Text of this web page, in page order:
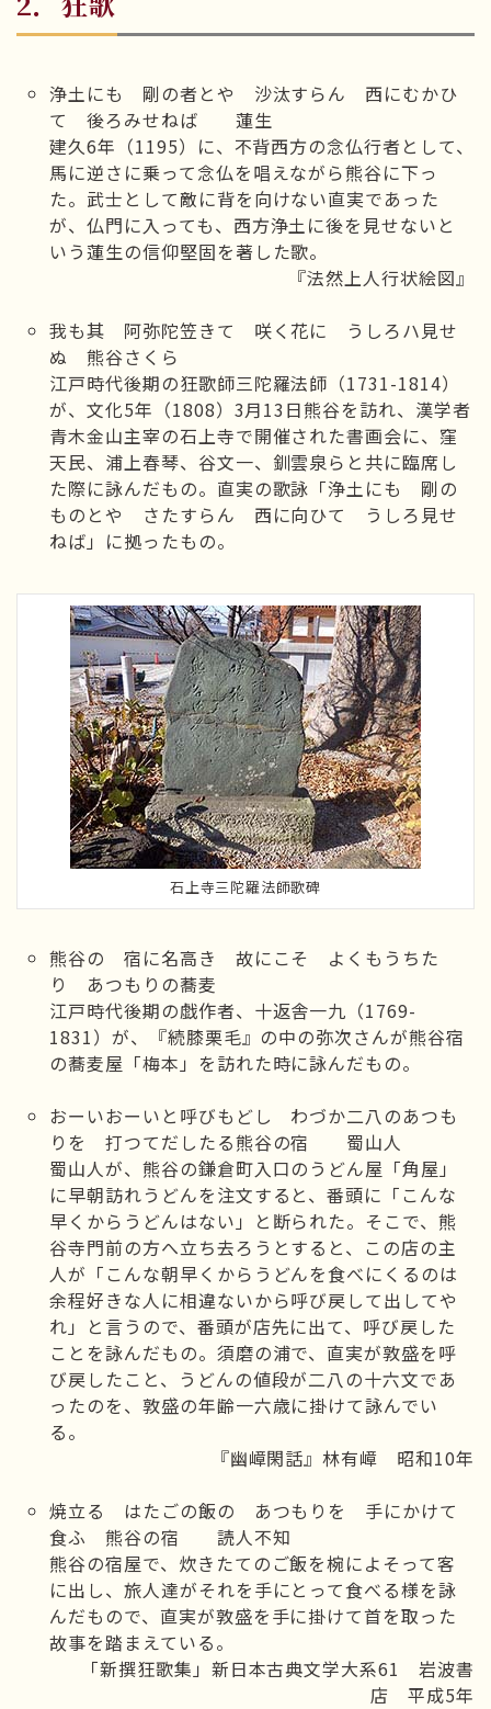
浄土にも 剛の者とや 沙汰すらん 西にむかひ
て 後ろみせねば 蓮生
建久6年（1195）に、不背西方の念仏行者として、
馬に逆さに乗って念仏を唱えながら熊谷に下っ
た。武士として敵に背を向けない直実であった
が、仏門に入っても、西方浄土に後を見せないと
いう蓮生の信仰堅固を著した歌。
『法然上人行状絵図』
我も其 阿弥陀笠きて 咲く花に うしろハ見せ
ぬ 熊谷さくら
江戸時代後期の狂歌師三陀羅法師（1731-1814）
が、文化5年（1808）3月13日熊谷を訪れ、漢学者
青木金山主宰の石上寺で開催された書画会に、窪
天民、浦上春琴、谷文一、釧雲泉らと共に臨席し
た際に詠んだもの。直実の歌詠「浄土にも 剛の
ものとや さたすらん 西に向ひて うしろ見せ
ねば」に拠ったもの。
石上寺三陀羅法師歌碑
熊谷の 宿に名高き 故にこそ よくもうちた
り あつもりの蕎麦
江戸時代後期の戯作者、十返舎一九（1769-
1831）が、『続膝栗毛』の中の弥次さんが熊谷宿
の蕎麦屋「梅本」を訪れた時に詠んだもの。
おーいおーいと呼びもどし わづか二八のあつも
りを 打つてだしたる熊谷の宿 蜀山人
蜀山人が、熊谷の鎌倉町入口のうどん屋「角屋」
に早朝訪れうどんを注文すると、番頭に「こんな
早くからうどんはない」と断られた。そこで、熊
谷寺門前の方へ立ち去ろうとすると、この店の主
人が「こんな朝早くからうどんを食べにくるのは
余程好きな人に相違ないから呼び戻して出してや
れ」と言うので、番頭が店先に出て、呼び戻した
ことを詠んだもの。須磨の浦で、直実が敦盛を呼
び戻したこと、うどんの値段が二八の十六文であ
ったのを、敦盛の年齢一六歳に掛けて詠んでい
る。
『幽嶂閑話』林有嶂 昭和10年
焼立る はたごの飯の あつもりを 手にかけて
食ふ 熊谷の宿 読人不知
熊谷の宿屋で、炊きたてのご飯を椀によそって客
に出し、旅人達がそれを手にとって食べる様を詠
んだもので、直実が敦盛を手に掛けて首を取った
故事を踏まえている。
「新撰狂歌集」新日本古典文学大系61 岩波書
店 平成5年